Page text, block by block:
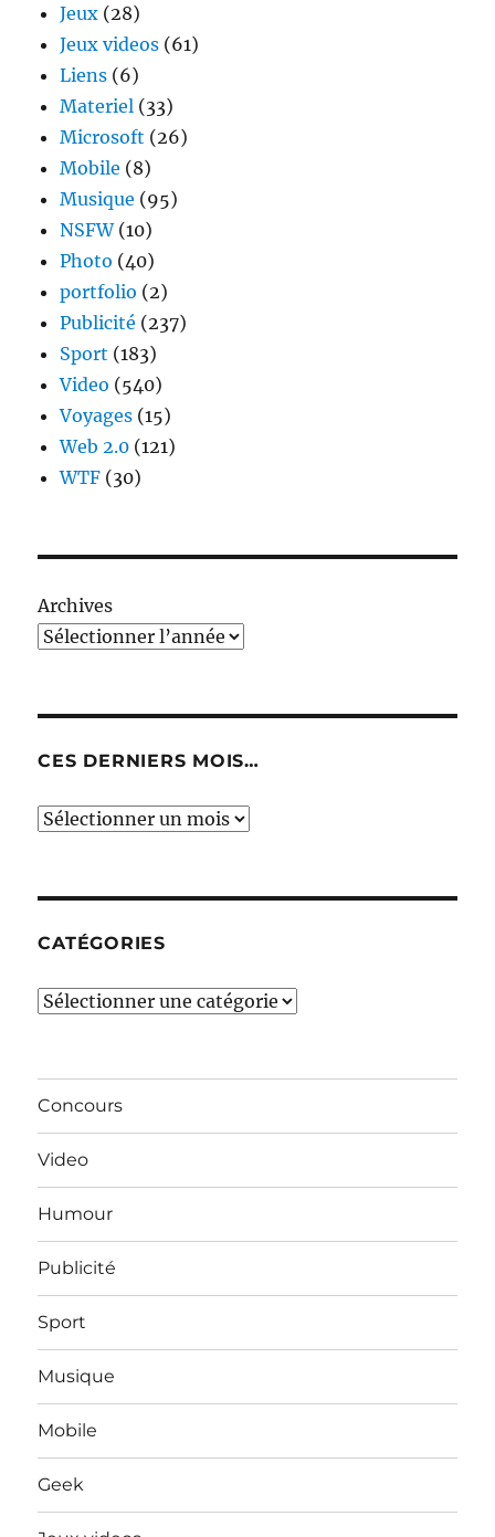
Jeux (28)
Jeux videos (61)
Liens (6)
Materiel (33)
Microsoft (26)
Mobile (8)
Musique (95)
NSFW(10)
Photo (40)
portfolio (2)
Publicité (237)
Sport (183)
Video (540)
Voyages (15)
Web 2.0 (121)
WTF (30)
Archives
CES DERNIERS MOIS…
Ces
CATÉGORIES
Catégories
Concours
Video
Humour
Publicité
Sport
Musique
Mobile
Geek